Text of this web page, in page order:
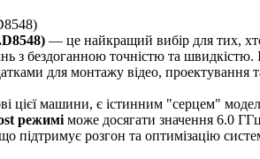
— це найкращий вибір для тих, хто
з бездоганною точністю та
для монтажу відео, проектування
цієї машини, є істинним "серцем"
режимі може досягати значення 6.0
підтримує розгон та оптимізацію